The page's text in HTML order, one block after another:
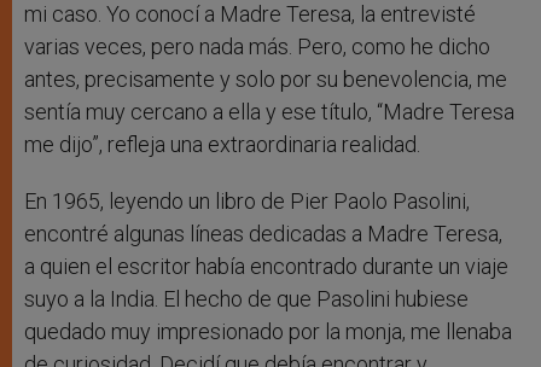
mi caso. Yo conocí a Madre Teresa, la entrevisté
varias veces, pero nada más. Pero, como he dicho
antes, precisamente y solo por su benevolencia, me
sentía muy cercano a ella y ese título, “Madre Teresa
me dijo”, refleja una extraordinaria realidad.
En 1965, leyendo un libro de Pier Paolo Pasolini,
encontré algunas líneas dedicadas a Madre Teresa,
a quien el escritor había encontrado durante un viaje
suyo a la India. El hecho de que Pasolini hubiese
quedado muy impresionado por la monja, me llenaba